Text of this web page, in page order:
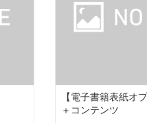
【電子書籍表紙オ
＋コンテンツ